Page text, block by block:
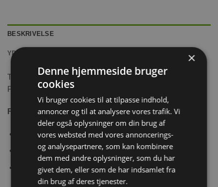
BESKRIVELSE
YDERLIGERE INFORMATION
Trixie Wicker bold lavet i 100% naturlige materialer.
Perfekt aktivering til kaniner og gnavere.
Fås i forskellige størrelser:
Ø 6 cm.
Ø 10 cm.
Ø 13 cm.
×
Denne hjemmeside bruger
cookies
Vi bruger cookies til at tilpasse indhold,
annoncer og til at analysere vores trafik. Vi
deler også oplysninger om din brug af
vores websted med vores annoncerings-
og analysepartnere, som kan kombinere
dem med andre oplysninger, som du har
givet dem, eller som de har indsamlet fra
din brug af deres tjenester.